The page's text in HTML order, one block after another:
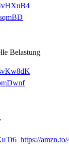
Belastung
https://